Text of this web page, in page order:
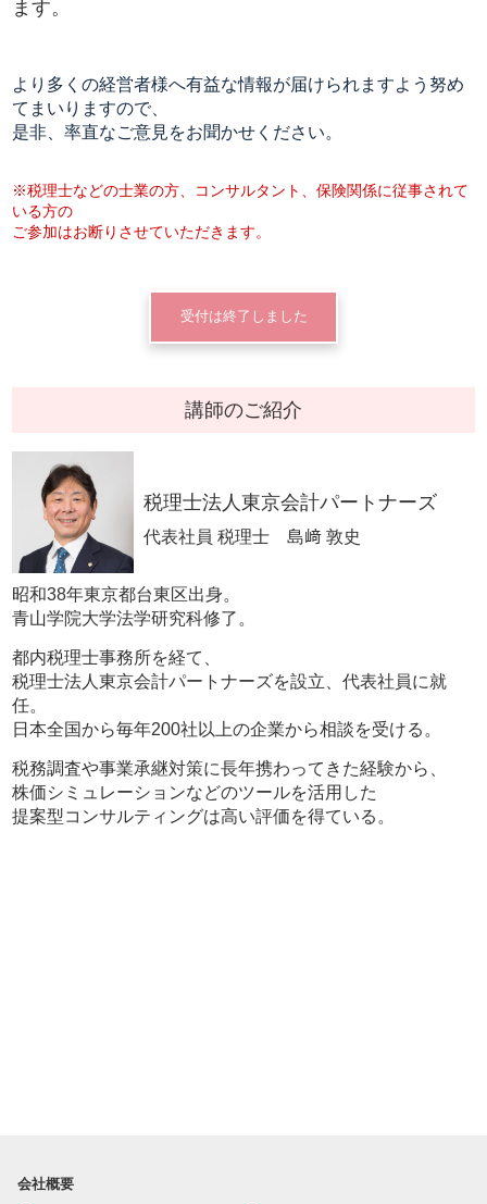
ます。
より多くの経営者様へ有益な情報が届けられますよう努め
てまいりますので、
是非、率直なご意見をお聞かせください。
※税理士などの士業の方、コンサルタント、保険関係に従事されて
いる方の
ご参加はお断りさせていただきます。
受付は終了しました
講師のご紹介
税理士法人東京会計パートナーズ
代表社員 税理士 島﨑 敦史
昭和38年東京都台東区出身。
青山学院大学法学研究科修了。
都内税理士事務所を経て、
税理士法人東京会計パートナーズを設立、代表社員に就
任。
日本全国から毎年200社以上の企業から相談を受ける。
税務調査や事業承継対策に長年携わってきた経験から、
株価シミュレーションなどのツールを活用した
提案型コンサルティングは高い評価を得ている。
会社概要